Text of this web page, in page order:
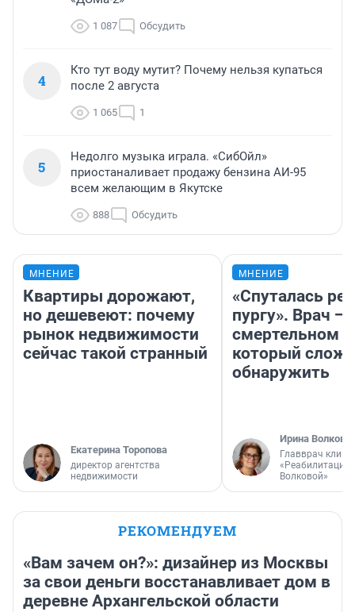
1 087 Обсудить
4
Кто тут воду мутит? Почему нельзя купаться
после 2 августа
1 065 1
5
Недолго музыка играла. «СибОйл»
приостаналивает продажу бензина АИ-95
всем желающим в Якутске
888 Обсудить
МНЕНИЕ
Квартиры дорожают,
но дешевеют: почему
рынок недвижимости
сейчас такой странный
Екатерина Торопова
директор агентства
недвижимости
МНЕНИЕ
«Спуталась
пургу». Врач —
смертельном
который
обнаружить
Ирина Волкова
Главврач
«Реабилитация
Волковой»
РЕКОМЕНДУЕМ
«Вам зачем он?»: дизайнер из Москвы
за свои деньги восстанавливает дом в
деревне Архангельской области